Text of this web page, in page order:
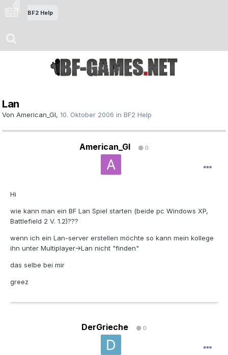
BF2 Help
Lan
Von American_GI, 10. Oktober 2006 in BF2 Help
American_GI 0
Hi
wie kann man ein BF Lan Spiel starten (beide pc Windows XP,
Battlefield 2 V. 1.2)???
wenn ich ein Lan-server erstellen möchte so kann mein kollege
ihn unter Multiplayer->Lan nicht "finden"
das selbe bei mir
greez
DerGrieche 0